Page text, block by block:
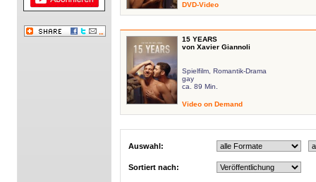
DVD-Video
15 YEARS
von Xavier Giannoli
Spielfilm, Romantik-Drama
gay
ca. 89 Min.
Video on Demand
Auswahl:
Sortiert nach: